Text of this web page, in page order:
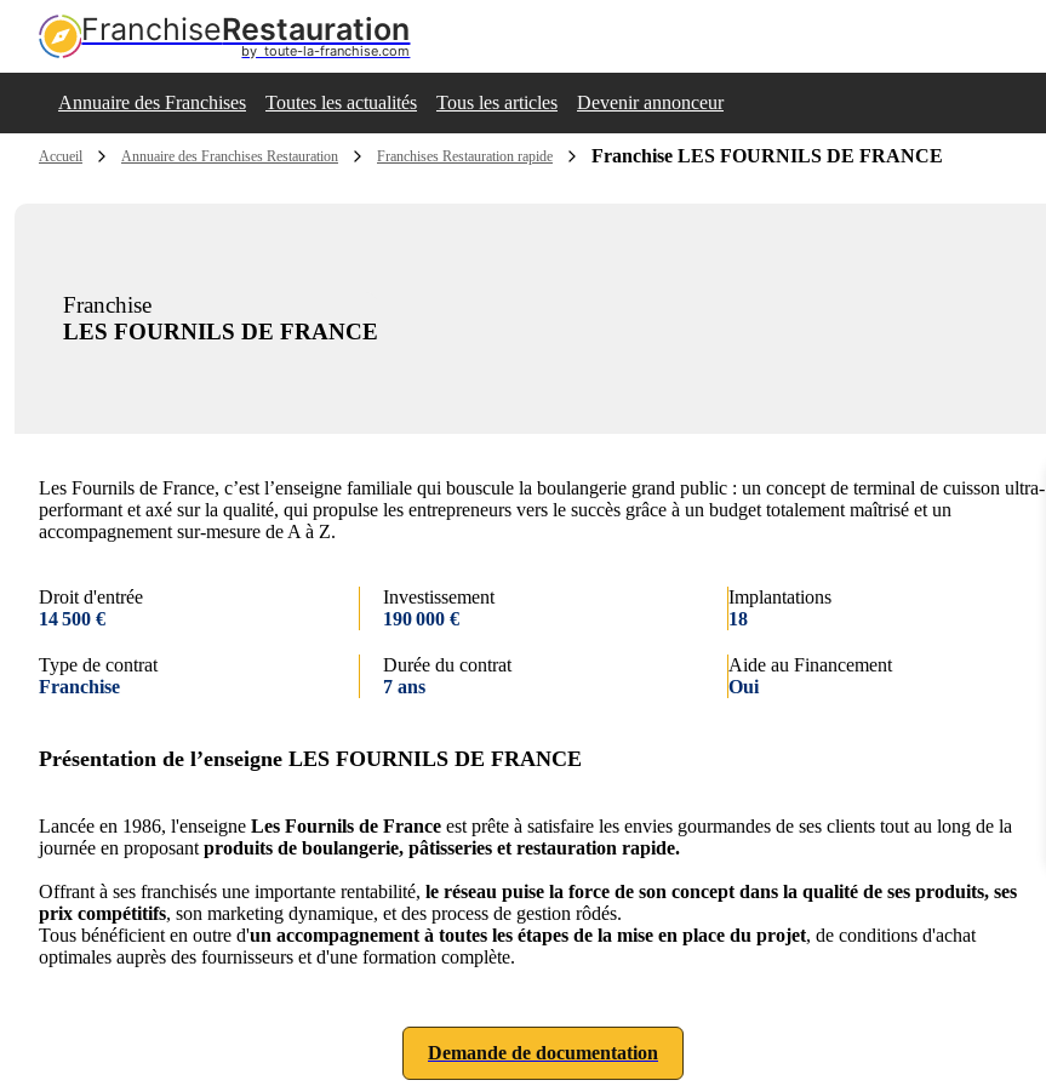
FranchiseRestauration
by  toute-la-franchise.com
Annuaire des Franchises Toutes les actualités Tous les articles Devenir annonceur
Accueil Annuaire des Franchises Restauration Franchises Restauration rapide Franchise LES FOURNILS DE FRANCE
Franchise
LES FOURNILS DE FRANCE
Les Fournils de France, c’est l’enseigne familiale qui bouscule la boulangerie grand public : un concept de terminal de cuisson ultra-
performant et axé sur la qualité, qui propulse les entrepreneurs vers le succès grâce à un budget totalement maîtrisé et un
accompagnement sur-mesure de A à Z.
Droit d'entrée
14 500 €
Investissement
190 000 €
Implantations
18
Type de contrat
Franchise
Durée du contrat
7 ans
Aide au Financement
Oui
Présentation de l’enseigne LES FOURNILS DE FRANCE
Lancée en 1986, l'enseigne Les Fournils de France est prête à satisfaire les envies gourmandes de ses clients tout au long de la
journée en proposant produits de boulangerie, pâtisseries et restauration rapide.
Offrant à ses franchisés une importante rentabilité, le réseau puise la force de son concept dans la qualité de ses produits, ses
prix compétitifs, son marketing dynamique, et des process de gestion rôdés.
Tous bénéficient en outre d'un accompagnement à toutes les étapes de la mise en place du projet, de conditions d'achat
optimales auprès des fournisseurs et d'une formation complète.
Demande de documentation